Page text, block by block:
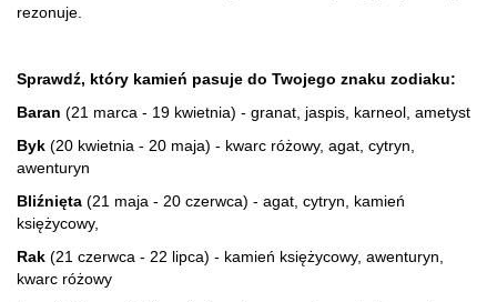
rezonuje.
Sprawdź, który kamień pasuje do Twojego znaku zodiaku:
Baran (21 marca - 19 kwietnia) - granat, jaspis, karneol, ametyst
Byk (20 kwietnia - 20 maja) - kwarc różowy, agat, cytryn,
awenturyn
Bliźnięta (21 maja - 20 czerwca) - agat, cytryn, kamień
księżycowy,
Rak (21 czerwca - 22 lipca) - kamień księżycowy, awenturyn,
kwarc różowy